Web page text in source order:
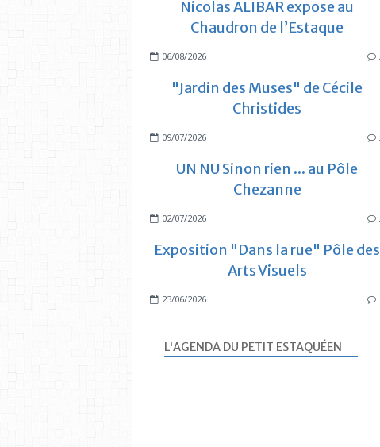
Nicolas ALIBAR expose au
Chaudron de l’Estaque
06/08/2026
"Jardin des Muses" de Cécile
Christides
09/07/2026
UN NU Sinon rien ... au Pôle
Chezanne
02/07/2026
Exposition "Dans la rue" Pôle des
Arts Visuels
23/06/2026
L'AGENDA DU PETIT ESTAQUÉEN